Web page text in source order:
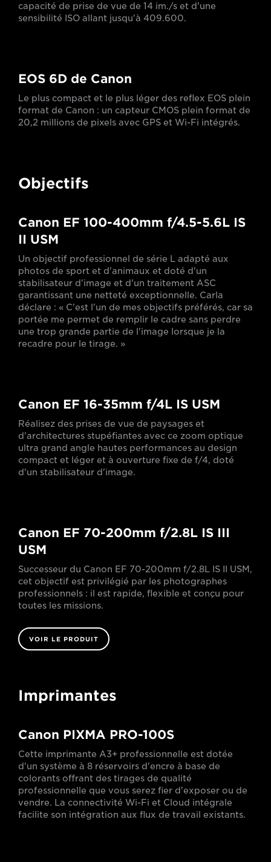
capacité de prise de vue de 14 im./s et d'une
sensibilité ISO allant jusqu'à 409.600.
EOS 6D de Canon
Le plus compact et le plus léger des reflex EOS plein
format de Canon : un capteur CMOS plein format de
20,2 millions de pixels avec GPS et Wi-Fi intégrés.
Objectifs
Canon EF 100-400mm f/4.5-5.6L IS
II USM
Un objectif professionnel de série L adapté aux
photos de sport et d'animaux et doté d'un
stabilisateur d'image et d'un traitement ASC
garantissant une netteté exceptionnelle. Carla
déclare : « C'est l'un de mes objectifs préférés, car sa
portée me permet de remplir le cadre sans perdre
une trop grande partie de l'image lorsque je la
recadre pour le tirage. »
Canon EF 16-35mm f/4L IS USM
Réalisez des prises de vue de paysages et
d'architectures stupéfiantes avec ce zoom optique
ultra grand angle hautes performances au design
compact et léger et à ouverture fixe de f/4, doté
d'un stabilisateur d'image.
Canon EF 70-200mm f/2.8L IS III
USM
Successeur du Canon EF 70-200mm f/2.8L IS II USM,
cet objectif est privilégié par les photographes
professionnels : il est rapide, flexible et conçu pour
toutes les missions.
VOIR LE PRODUIT
Imprimantes
Canon PIXMA PRO-100S
Cette imprimante A3+ professionnelle est dotée
d'un système à 8 réservoirs d'encre à base de
colorants offrant des tirages de qualité
professionnelle que vous serez fier d'exposer ou de
vendre. La connectivité Wi-Fi et Cloud intégrale
facilite son intégration aux flux de travail existants.